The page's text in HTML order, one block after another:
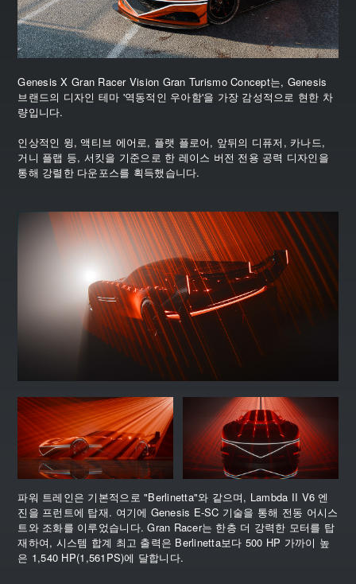
Genesis X Gran Racer Vision Gran Turismo Concept는, Genesis
브랜드의 디자인 테마 '역동적인 우아함'을 가장 감성적으로 현한 차
량입니다.
인상적인 윙, 액티브 에어로, 플랫 플로어, 앞뒤의 디퓨저, 카나드,
거니 플랩 등, 서킷을 기준으로 한 레이스 버전 전용 공력 디자인을
통해 강렬한 다운포스를 획득했습니다.
파워 트레인은 기본적으로 "Berlinetta"와 같으며, Lambda II V6 엔
진을 프런트에 탑재. 여기에 Genesis E-SC 기술을 통해 전동 어시스
트와 조화를 이루었습니다. Gran Racer는 한층 더 강력한 모터를 탑
재하여, 시스템 합계 최고 출력은 Berlinetta보다 500 HP 가까이 높
은 1,540 HP(1,561PS)에 달합니다.